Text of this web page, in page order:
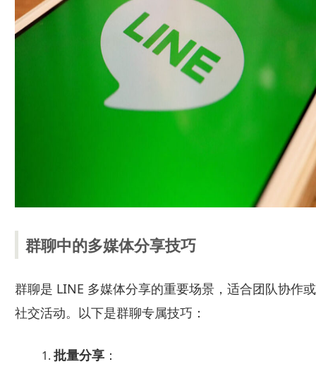
群聊中的多媒体分享技巧
群聊是 LINE 多媒体分享的重要场景，适合团队协作或
社交活动。以下是群聊专属技巧：
批量分享：